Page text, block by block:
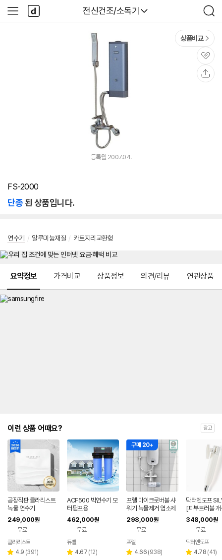
다나와
전신건조/소독기
검
색
사
이
다
나
와
상품비교
관
심
등록월 2007.04.
FS-2000
단종된 상품입니다.
연수기 / 알루미늄재질 / 카트지리교환형
요약정보 가격비교 상품정보 의견/리뷰 연관상품
이런 상품 어때요? 광고
공장직판 클라리스트
녹물 연수기
249,000원
무료
클라리스트
별 4.9 리
(391)
ACF500 빅연수기 모
터펌프용
462,000원
무료
듀벨
별 4.67 리
(12)
구매 20+
프렐 마이크로버블 샤
워기 녹물제거 염소제
거 필터샤워기 연수기
(가정용 아토피샤워)
298,000원
무료
프렐
별 4.66 리
(938)
닥터엔도프
[피부트러블 개
예방]
348,000원
무료
닥터엔도프
별 4.78 리
(41)